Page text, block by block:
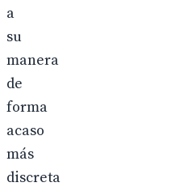
a
su
manera
de
forma
acaso
más
discreta